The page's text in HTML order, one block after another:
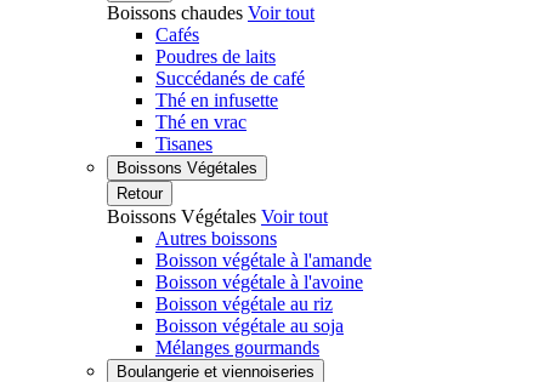
Boissons chaudes Voir tout
Cafés
Poudres de laits
Succédanés de café
Thé en infusette
Thé en vrac
Tisanes
Boissons Végétales
Retour
Boissons Végétales Voir tout
Autres boissons
Boisson végétale à l'amande
Boisson végétale à l'avoine
Boisson végétale au riz
Boisson végétale au soja
Mélanges gourmands
Boulangerie et viennoiseries